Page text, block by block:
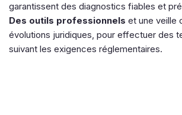
garantissent des diagnostics fiables et
Des outils professionnels et une veille
évolutions juridiques, pour effectuer des
suivant les exigences réglementaires.